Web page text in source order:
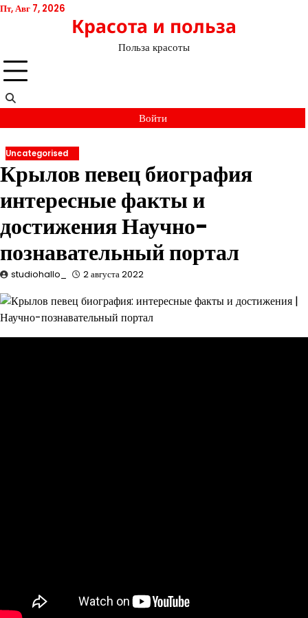
Перейти
Пт, Авг 7, 2026
Красота и польза
Польза красоты
Войти
Uncategorised
Крылов певец биография
интересные факты и
достижения Научно-
познавательный портал
studiohallo_ 2 августа 2022